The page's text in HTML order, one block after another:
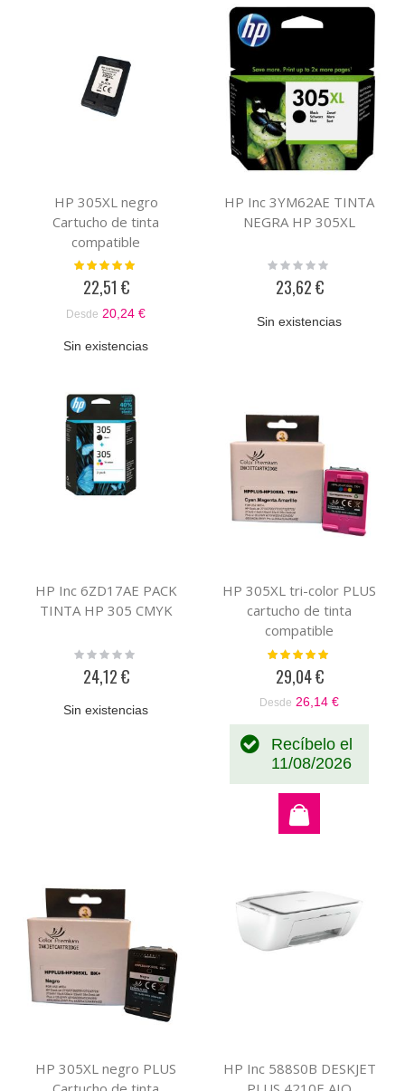
HP 305XL negro
Cartucho de tinta
compatible
Valoración:
22,51 €
Desde 20,24 €
Sin existencias
HP Inc 3YM62AE TINTA
NEGRA HP 305XL
Rating:
23,62 €
Sin existencias
HP Inc 6ZD17AE PACK
TINTA HP 305 CMYK
Rating:
24,12 €
Sin existencias
HP 305XL tri-color PLUS
cartucho de tinta
compatible
Valoración:
29,04 €
Desde 26,14 €
Recíbelo el
11/08/2026
HP 305XL negro PLUS
HP Inc 588S0B DESKJET